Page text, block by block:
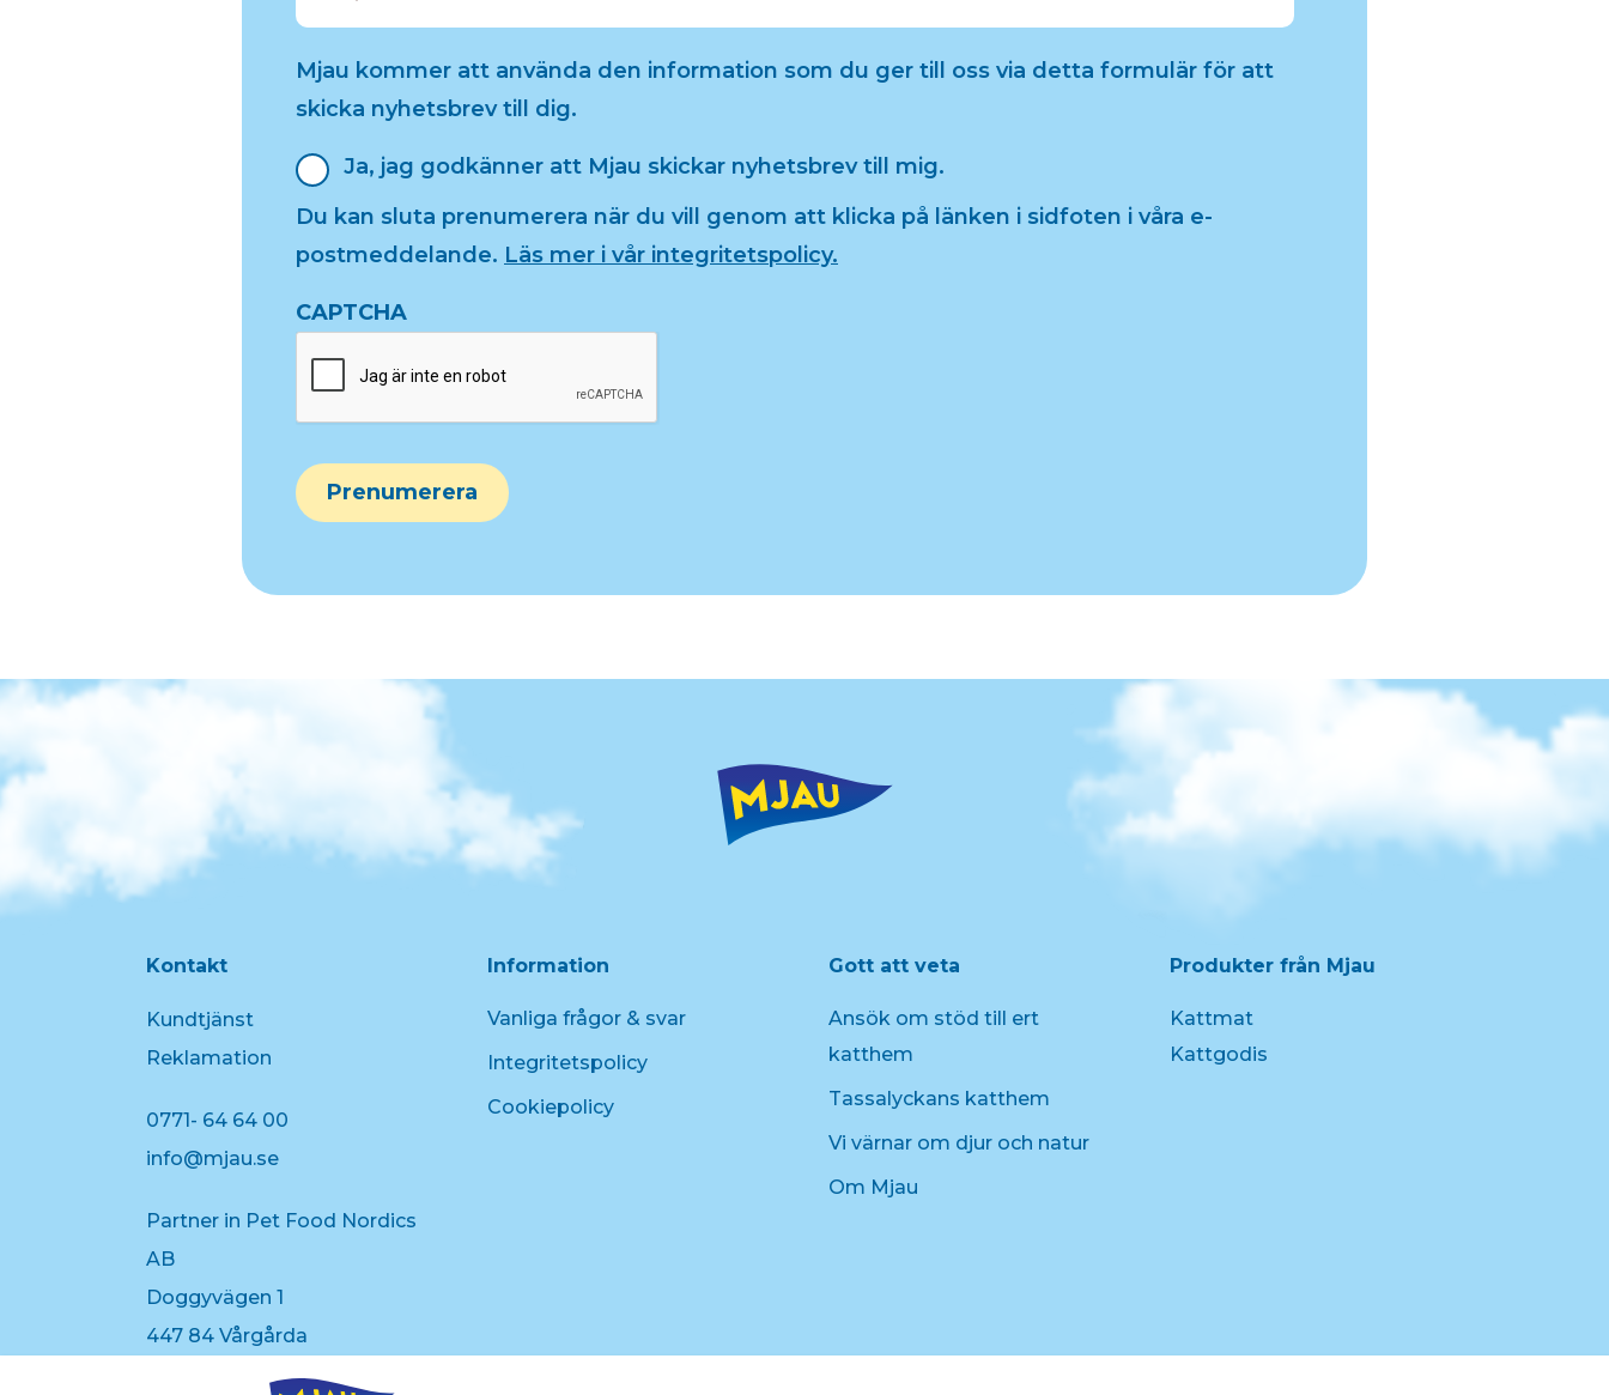
Mjau kommer att använda den information som du ger till oss via detta formulär för att
skicka nyhetsbrev till dig.
Newsletter
Ja, jag godkänner att Mjau skickar nyhetsbrev till mig.
Du kan sluta prenumerera när du vill genom att klicka på länken i sidfoten i våra e-
postmeddelande. Läs mer i vår integritetspolicy.
CAPTCHA
Kontakt
Kundtjänst
Reklamation
0771- 64 64 00
info@mjau.se
Partner in Pet Food Nordics
AB
Doggyvägen 1
447 84 Vårgårda
Information
Vanliga frågor & svar
Integritetspolicy
Cookiepolicy
Gott att veta
Ansök om stöd till ert
katthem
Tassalyckans katthem
Vi värnar om djur och natur
Om Mjau
Produkter från Mjau
Kattmat
Kattgodis